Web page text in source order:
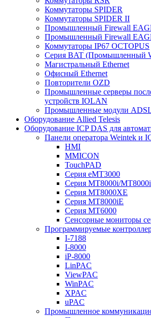
Коммутаторы SPIDER
Коммутаторы SPIDER II
Промышленный Firewall
Промышленный Firewall
Коммутаторы IP67 OCTOPUS
Серия BAT (Промышленный
Магистральный Ethernet
Офисный Ethernet
Повторители OZD
Промышленные серверы
устройств IOLAN
Промышленные модули
Оборудование Allied Telesis
Оборудование ICP DAS для
Панели оператора Weintek и
HMI
MMICON
TouchPAD
Серия eMT3000
Серия MT8000i/
Серия MT8000XE
Серия MT8000iE
Серия MT6000
Сенсорные мониторы
Программируемые
I-7188
I-8000
iP-8000
LinPAC
ViewPAC
WinPAC
XPAC
uPAC
Промышленное